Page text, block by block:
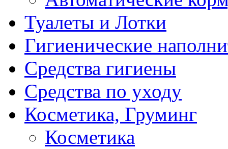
Туалеты и Лотки
Гигиенические
Средства гигиены
Средства по уходу
Косметика, Груминг
Косметика